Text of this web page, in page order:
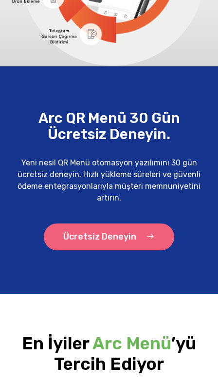
Arc QR Menü 30 Gün
Ücretsiz Deneyin.
Yeni nesil QR Menü otomasyon yazılımını 30 gün
ücretsiz deneyin. Hızlı yükleme süreleri ve güvenli
ödeme entegrasyonlarıyla müşteri memnuniyetini
artırın.
Ücretsiz Deneyin
En İyilerArc Menü’yü
Tercih Ediyor